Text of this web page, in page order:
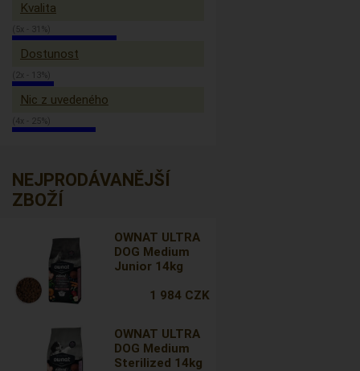
Kvalita
(5x - 31%)
Dostunost
(2x - 13%)
Nic z uvedeného
(4x - 25%)
NEJPRODÁVANĚJŠÍ
ZBOŽÍ
OWNAT ULTRA
DOG Medium
Junior 14kg
1 984 CZK
OWNAT ULTRA
DOG Medium
Sterilized 14kg